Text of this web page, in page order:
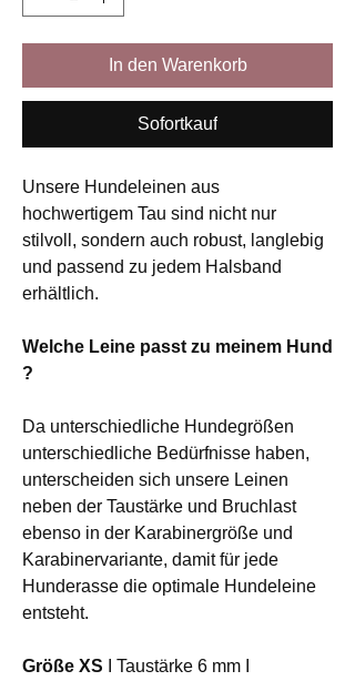
In den Warenkorb
Sofortkauf
Unsere Hundeleinen aus
hochwertigem Tau sind nicht nur
stilvoll, sondern auch robust, langlebig
und passend zu jedem Halsband
erhältlich.
Welche Leine passt zu meinem Hund
?
Da unterschiedliche Hundegrößen
unterschiedliche Bedürfnisse haben,
unterscheiden sich unsere Leinen
neben der Taustärke und Bruchlast
ebenso in der Karabinergröße und
Karabinervariante, damit für jede
Hunderasse die optimale Hundeleine
entsteht.
Größe XS I Taustärke 6 mm I